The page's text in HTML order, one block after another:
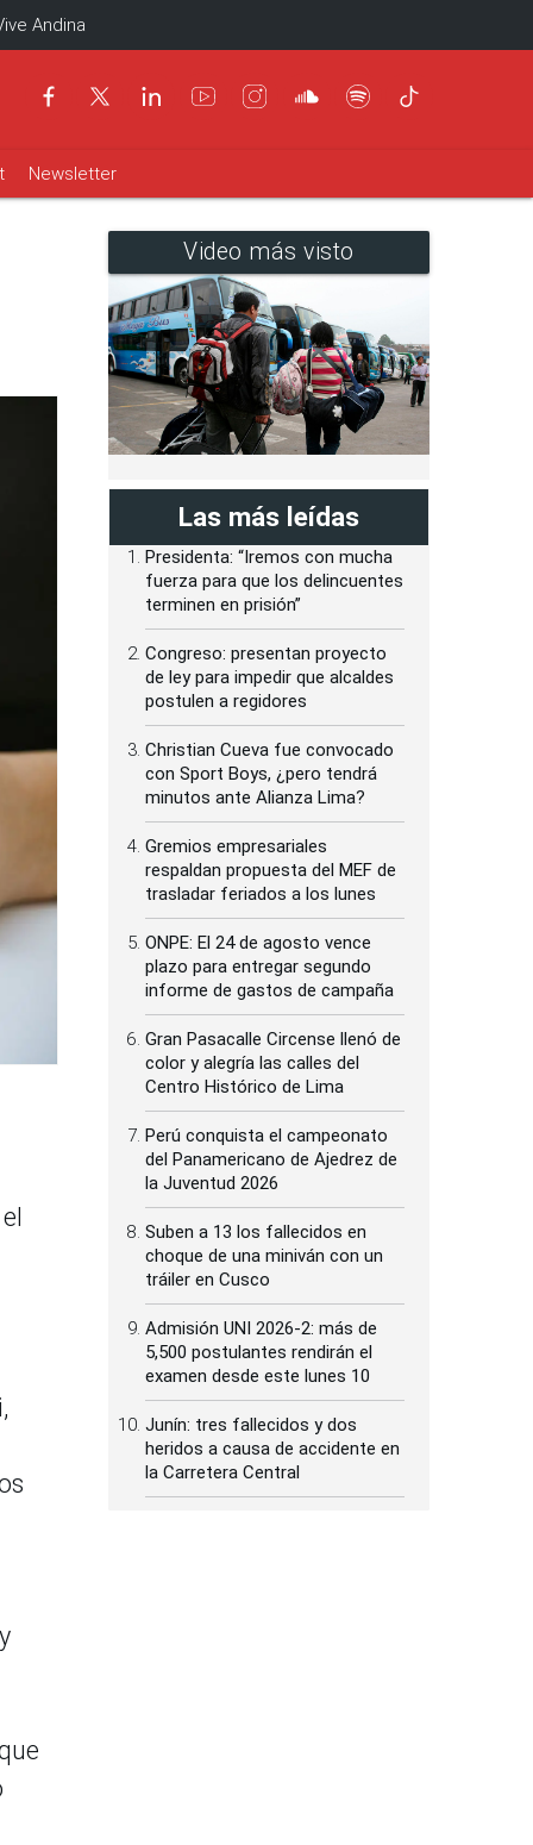
Andina
Newsletter
Video más visto
Las más leídas
Presidenta: “Iremos con mucha
fuerza para que los delincuentes
terminen en prisión”
Congreso: presentan proyecto
de ley para impedir que alcaldes
postulen a regidores
Christian Cueva fue convocado
con Sport Boys, ¿pero tendrá
minutos ante Alianza Lima?
Gremios empresariales
respaldan propuesta del MEF de
trasladar feriados a los lunes
ONPE: El 24 de agosto vence
plazo para entregar segundo
informe de gastos de campaña
Gran Pasacalle Circense llenó de
color y alegría las calles del
Centro Histórico de Lima
Perú conquista el campeonato
del Panamericano de Ajedrez de
la Juventud 2026
Suben a 13 los fallecidos en
choque de una miniván con un
tráiler en Cusco
Admisión UNI 2026-2: más de
5,500 postulantes rendirán el
examen desde este lunes 10
Junín: tres fallecidos y dos
heridos a causa de accidente en
la Carretera Central